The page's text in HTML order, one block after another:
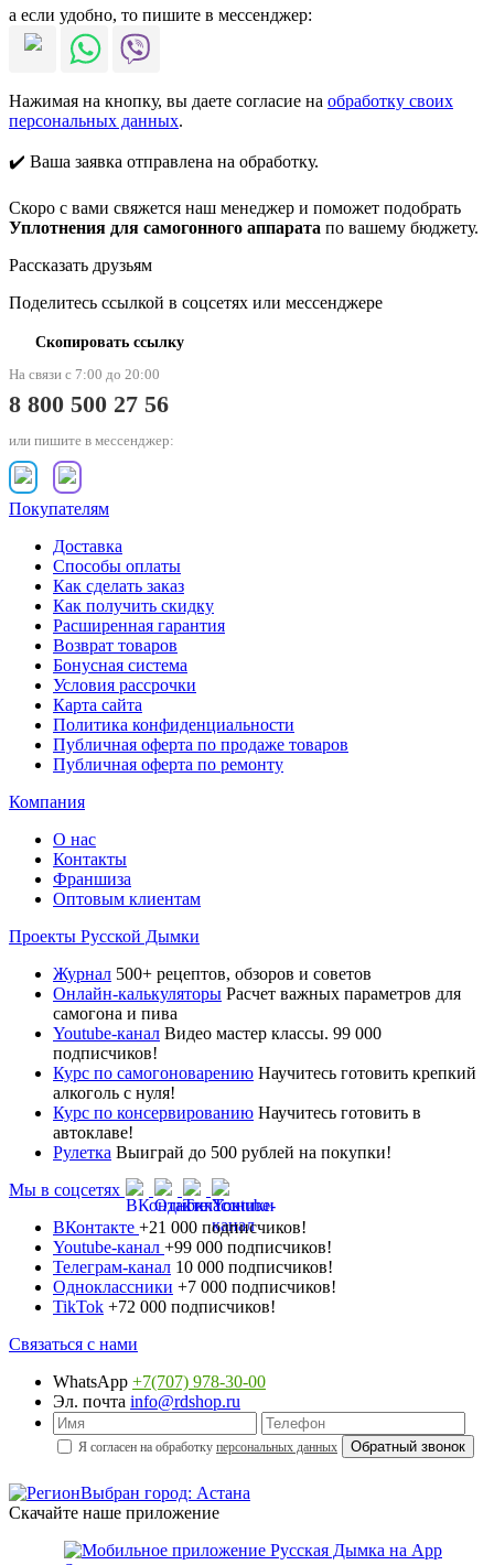
а если удобно, то пишите в мессенджер:
Нажимая на кнопку, вы даете согласие на обработку своих
персональных данных.
✔️ Ваша заявка отправлена на обработку.
Скоро с вами свяжется наш менеджер и поможет подобрать
Уплотнения для самогонного аппарата по вашему бюджету.
Рассказать друзьям
Поделитесь ссылкой в соцсетях или мессенджере
Скопировать ссылку
На связи с 7:00 до 20:00
8 800 500 27 56
или пишите в мессенджер:
Покупателям
Доставка
Способы оплаты
Как сделать заказ
Как получить скидку
Расширенная гарантия
Возврат товаров
Бонусная система
Условия рассрочки
Карта сайта
Политика конфиденциальности
Публичная оферта по продаже товаров
Публичная оферта по ремонту
Компания
О нас
Контакты
Франшиза
Оптовым клиентам
Проекты Русской Дымки
Журнал 500+ рецептов, обзоров и советов
Онлайн-калькуляторы Расчет важных параметров для
самогона и пива
Youtube-канал Видео мастер классы. 99 000
подписчиков!
Курс по самогоноварению Научитесь готовить крепкий
алкоголь с нуля!
Курс по консервированию Научитесь готовить в
автоклаве!
Рулетка Выиграй до 500 рублей на покупки!
Мы в соцсетях
ВКонтакте +21 000 подписчиков!
Youtube-канал +99 000 подписчиков!
Телеграм-канал 10 000 подписчиков!
Одноклассники +7 000 подписчиков!
TikTok +72 000 подписчиков!
Связаться с нами
WhatsApp +7(707) 978-30-00
Эл. почта info@rdshop.ru
Я согласен на обработку персональных данных
Выбран город: Астана
Скачайте наше приложение